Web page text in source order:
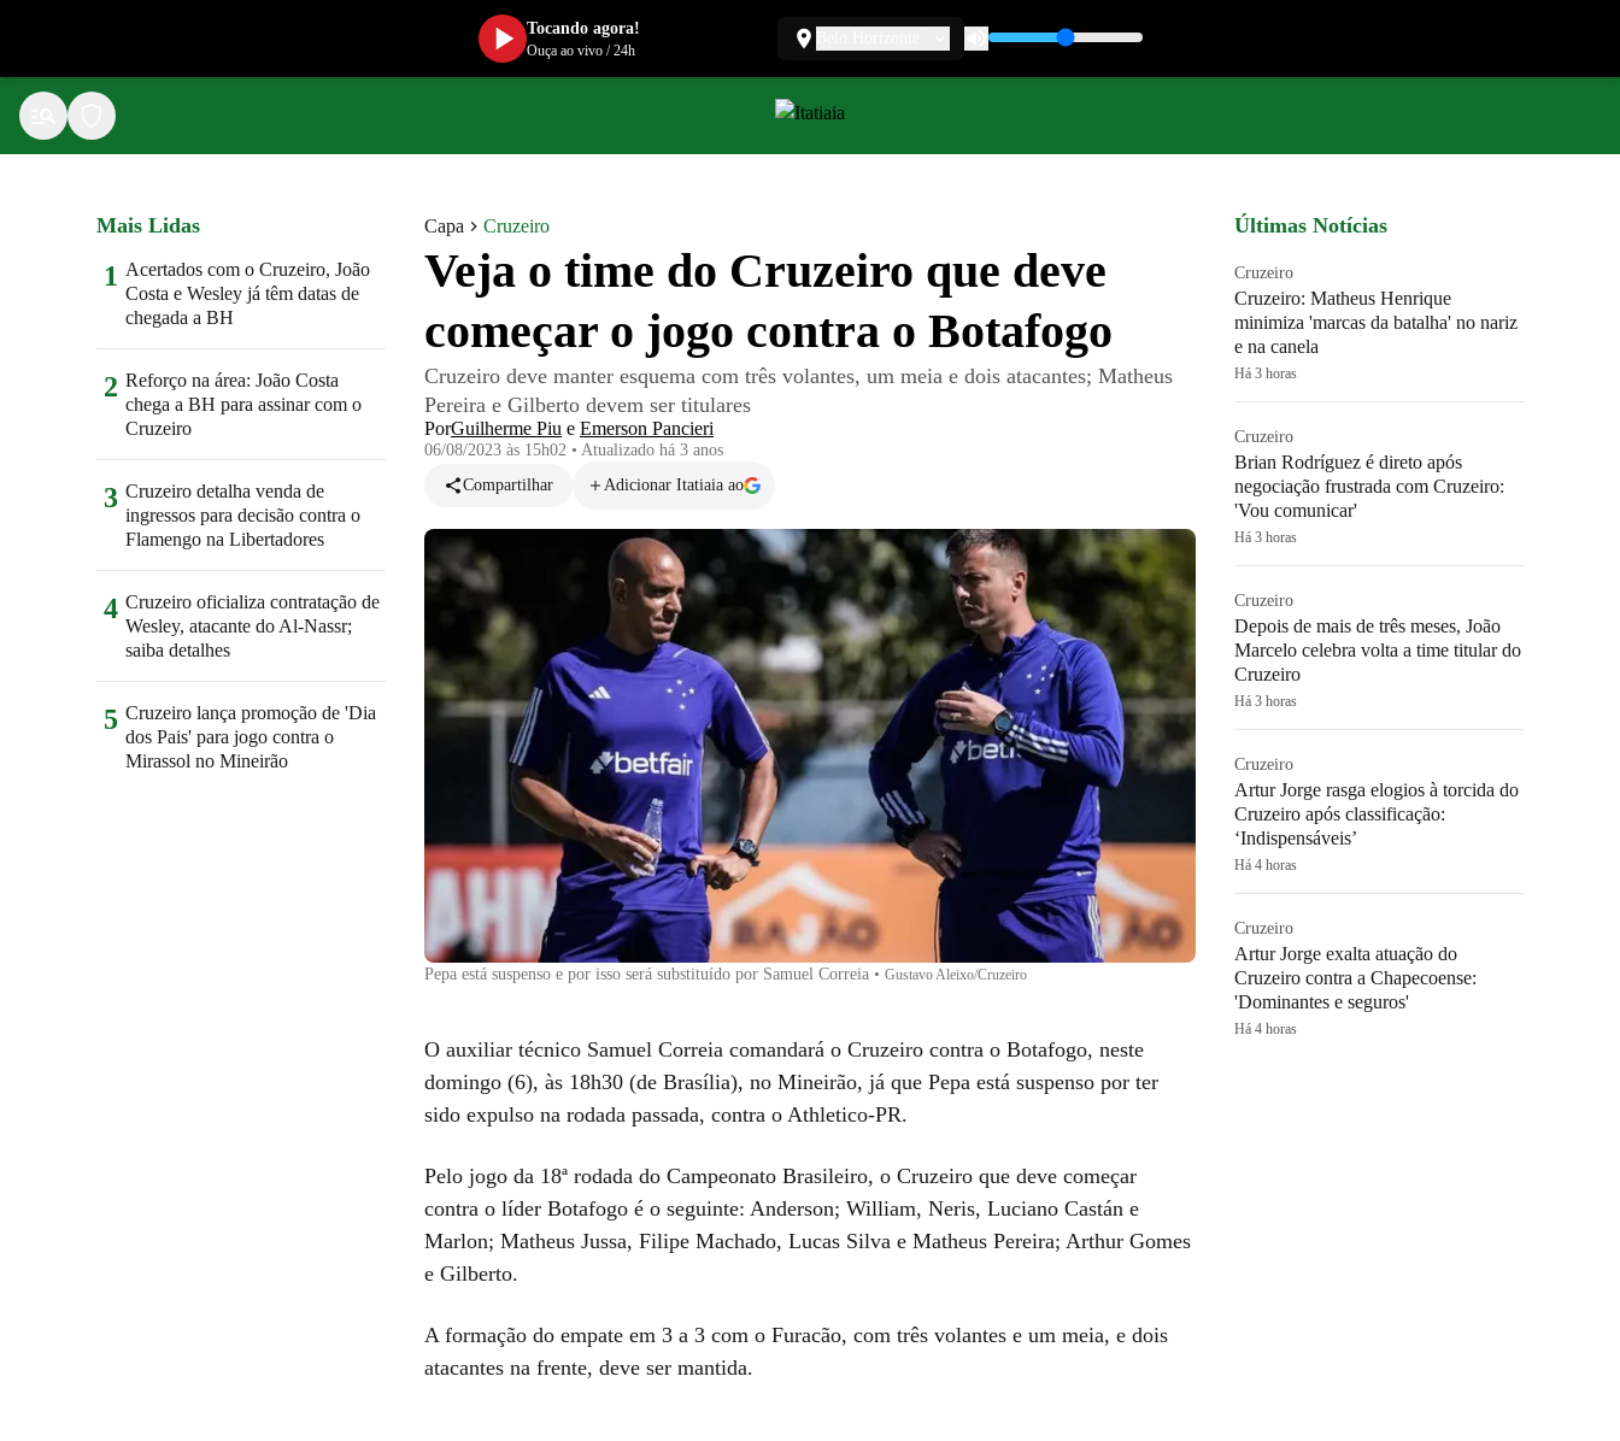
Capa Cruzeiro
Veja o time do Cruzeiro que deve
começar o jogo contra o Botafogo
Cruzeiro deve manter esquema com três volantes, um meia e dois atacantes; Matheus
Pereira e Gilberto devem ser titulares
PorGuilherme Piu e Emerson Pancieri
06/08/2023 às 15h02 • Atualizado há 3 anos
Compartilhar
Adicionar Itatiaia ao
Pepa está suspenso e por isso será substituído por Samuel Correia • Gustavo Aleixo/Cruzeiro
O auxiliar técnico Samuel Correia comandará o Cruzeiro contra o Botafogo, neste
domingo (6), às 18h30 (de Brasília), no Mineirão, já que Pepa está suspenso por ter
sido expulso na rodada passada, contra o Athletico-PR.
Pelo jogo da 18ª rodada do Campeonato Brasileiro, o Cruzeiro que deve começar
contra o líder Botafogo é o seguinte: Anderson; William, Neris, Luciano Castán e
Marlon; Matheus Jussa, Filipe Machado, Lucas Silva e Matheus Pereira; Arthur Gomes
e Gilberto.
A formação do empate em 3 a 3 com o Furacão, com três volantes e um meia, e dois
atacantes na frente, deve ser mantida.
Mais Lidas
1 Acertados com o Cruzeiro, João
Costa e Wesley já têm datas de
chegada a BH
2 Reforço na área: João Costa
chega a BH para assinar com o
Cruzeiro
3 Cruzeiro detalha venda de
ingressos para decisão contra o
Flamengo na Libertadores
4 Cruzeiro oficializa contratação de
Wesley, atacante do Al-Nassr;
saiba detalhes
5 Cruzeiro lança promoção de 'Dia
dos Pais' para jogo contra o
Mirassol no Mineirão
Últimas Notícias
Cruzeiro
Cruzeiro: Matheus Henrique
minimiza 'marcas da batalha' no nariz
e na canela
Há 3 horas
Cruzeiro
Brian Rodríguez é direto após
negociação frustrada com Cruzeiro:
'Vou comunicar'
Há 3 horas
Cruzeiro
Depois de mais de três meses, João
Marcelo celebra volta a time titular do
Cruzeiro
Há 3 horas
Cruzeiro
Artur Jorge rasga elogios à torcida do
Cruzeiro após classificação:
‘Indispensáveis’
Há 4 horas
Cruzeiro
Artur Jorge exalta atuação do
Cruzeiro contra a Chapecoense:
'Dominantes e seguros'
Há 4 horas
Tocando agora!
Ouça ao vivo/24h